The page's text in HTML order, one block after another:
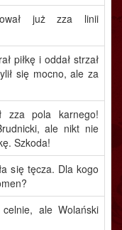
już zza linii
piłkę i oddał strzał
się mocno, ale za
zza pola karnego!
ale nikt nie
Szkoda!
się tęcza. Dla kogo
ale Wolański